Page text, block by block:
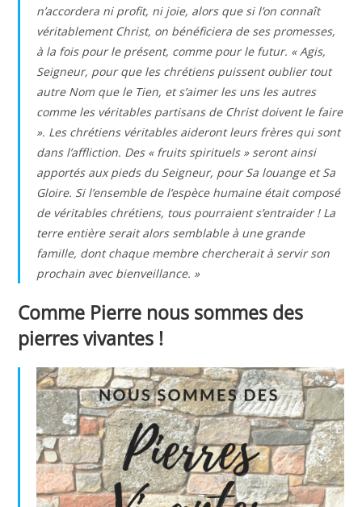
n’accordera ni profit, ni joie, alors que si l’on connaît
véritablement Christ, on bénéficiera de ses promesses,
à la fois pour le présent, comme pour le futur. « Agis,
Seigneur, pour que les chrétiens puissent oublier tout
autre Nom que le Tien, et s’aimer les uns les autres
comme les véritables partisans de Christ doivent le faire
». Les chrétiens véritables aideront leurs frères qui sont
dans l’affliction. Des « fruits spirituels » seront ainsi
apportés aux pieds du Seigneur, pour Sa louange et Sa
Gloire. Si l’ensemble de l’espèce humaine était composé
de véritables chrétiens, tous pourraient s’entraider ! La
terre entière serait alors semblable à une grande
famille, dont chaque membre chercherait à servir son
prochain avec bienveillance. »
Comme Pierre nous sommes des
pierres vivantes !